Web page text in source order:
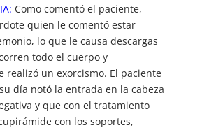
Como comentó el paciente,
quien le comentó estar
lo que le causa descargas
todo el cuerpo y
realizó un exorcismo. El paciente
día notó la entrada en la cabeza
y que con el tratamiento
con los soportes,